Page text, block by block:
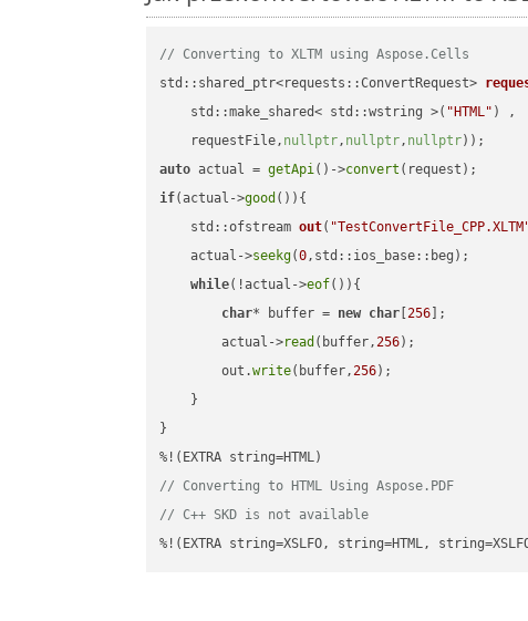
// Converting to XLTM using Aspose.Cells
std::shared_ptr<requests::ConvertRequest>
    std::make_shared< std::wstring >(
"HTML" )
    requestFile,
nullptr, nullptr, nullptr))
auto actual = getApi()->convert
if(actual->good ()){
std::ofstream out(
    actual->
seekg(0,std::ios_base::beg);
while(!actual->eof()){
char* buffer = new char [256 ];
        actual->
read (buffer,256);
        out.
write(buffer,256);
    }
}
// Converting to HTML Using Aspose.PDF
// C++ SKD is not available
%!(EXTRA string=XSLFO, string=HTML,